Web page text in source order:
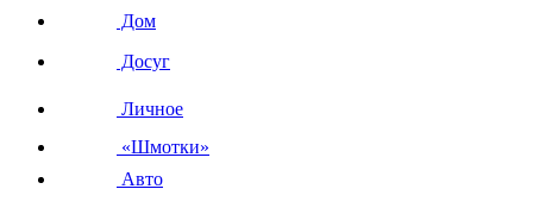
Дом
Досуг
Личное
«Шмотки»
Авто